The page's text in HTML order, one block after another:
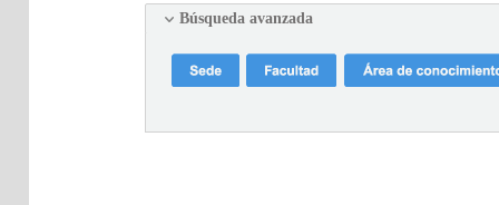
Búsqueda avanzada